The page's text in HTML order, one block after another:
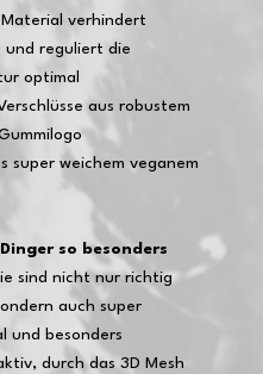
verhindert
und reguliert die
optimal
aus robustem
super weichem veganem
so besonders
sind nicht nur richtig
auch super
und besonders
durch das 3D Mesh